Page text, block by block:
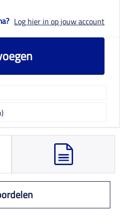
Log hier in op jouw account